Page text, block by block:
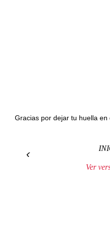
Gracias por dejar tu huella en
‹
Ver